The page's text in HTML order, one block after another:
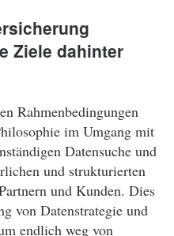
Ziele dahinter
Rahmenbedingungen
im Umgang mit
Datensuche und
und strukturierten
und Kunden. Dies
von Datenstrategie und
endlich weg von